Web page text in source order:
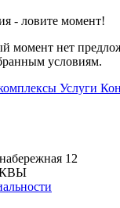
- ловите момент!
момент нет
условиям.
Услуги
12